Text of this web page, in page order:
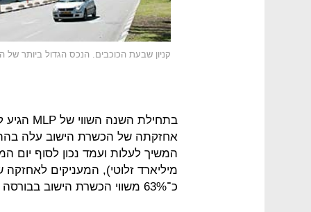
קניון שבעת הכוכבים. הנכס הגדול ביותר של
כ־63% משווי הכשרת הישוב בבורסה בת"א — 802.7 מיליון שקל.